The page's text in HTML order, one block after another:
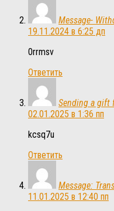
Message-
19.11.2024 в 6:25 дп
0rrmsv
Ответить
Sending a gift
02.01.2025 в 1:36 пп
kcsq7u
Ответить
Message:
11.01.2025 в 12:40 пп